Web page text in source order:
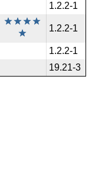
1.2.2-1
1.2.2-1
1.2.2-1
19.21-3